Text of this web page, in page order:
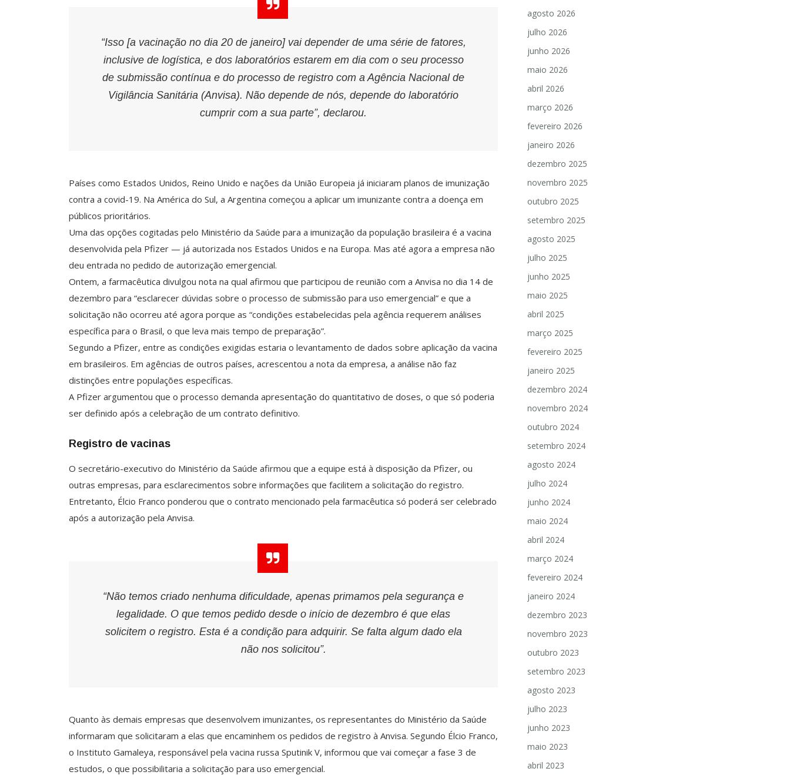
“Isso [a vacinação no dia 20 de janeiro] vai depender de uma série de fatores,
inclusive de logística, e dos laboratórios estarem em dia com o seu processo
de submissão contínua e do processo de registro com a Agência Nacional de
Vigilância Sanitária (Anvisa). Não depende de nós, depende do laboratório
cumprir com a sua parte”, declarou.
Países como Estados Unidos, Reino Unido e nações da União Europeia já iniciaram planos de imunização
contra a covid-19. Na América do Sul, a Argentina começou a aplicar um imunizante contra a doença em
públicos prioritários.
Uma das opções cogitadas pelo Ministério da Saúde para a imunização da população brasileira é a vacina
desenvolvida pela Pfizer — já autorizada nos Estados Unidos e na Europa. Mas até agora a empresa não
deu entrada no pedido de autorização emergencial.
Ontem, a farmacêutica divulgou nota na qual afirmou que participou de reunião com a Anvisa no dia 14 de
dezembro para “esclarecer dúvidas sobre o processo de submissão para uso emergencial” e que a
solicitação não ocorreu até agora porque as “condições estabelecidas pela agência requerem análises
específica para o Brasil, o que leva mais tempo de preparação”.
Segundo a Pfizer, entre as condições exigidas estaria o levantamento de dados sobre aplicação da vacina
em brasileiros. Em agências de outros países, acrescentou a nota da empresa, a análise não faz
distinções entre populações específicas.
A Pfizer argumentou que o processo demanda apresentação do quantitativo de doses, o que só poderia
ser definido após a celebração de um contrato definitivo.
Registro de vacinas
O secretário-executivo do Ministério da Saúde afirmou que a equipe está à disposição da Pfizer, ou
outras empresas, para esclarecimentos sobre informações que facilitem a solicitação do registro.
Entretanto, Élcio Franco ponderou que o contrato mencionado pela farmacêutica só poderá ser celebrado
após a autorização pela Anvisa.
“Não temos criado nenhuma dificuldade, apenas primamos pela segurança e
legalidade. O que temos pedido desde o início de dezembro é que elas
solicitem o registro. Esta é a condição para adquirir. Se falta algum dado ela
não nos solicitou”.
Quanto às demais empresas que desenvolvem imunizantes, os representantes do Ministério da Saúde
informaram que solicitaram a elas que encaminhem os pedidos de registro à Anvisa. Segundo Élcio Franco,
o Instituto Gamaleya, responsável pela vacina russa Sputinik V, informou que vai começar a fase 3 de
estudos, o que possibilitaria a solicitação para uso emergencial.
agosto 2026
julho 2026
junho 2026
maio 2026
abril 2026
março 2026
fevereiro 2026
janeiro 2026
dezembro 2025
novembro 2025
outubro 2025
setembro 2025
agosto 2025
julho 2025
junho 2025
maio 2025
abril 2025
março 2025
fevereiro 2025
janeiro 2025
dezembro 2024
novembro 2024
outubro 2024
setembro 2024
agosto 2024
julho 2024
junho 2024
maio 2024
abril 2024
março 2024
fevereiro 2024
janeiro 2024
dezembro 2023
novembro 2023
outubro 2023
setembro 2023
agosto 2023
julho 2023
junho 2023
maio 2023
abril 2023